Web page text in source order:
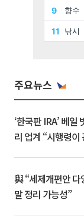
주요뉴스
‘한국판 IRA’ 베
리 업계 “시행령이
與 “세제개편안
말 정리 가능성”